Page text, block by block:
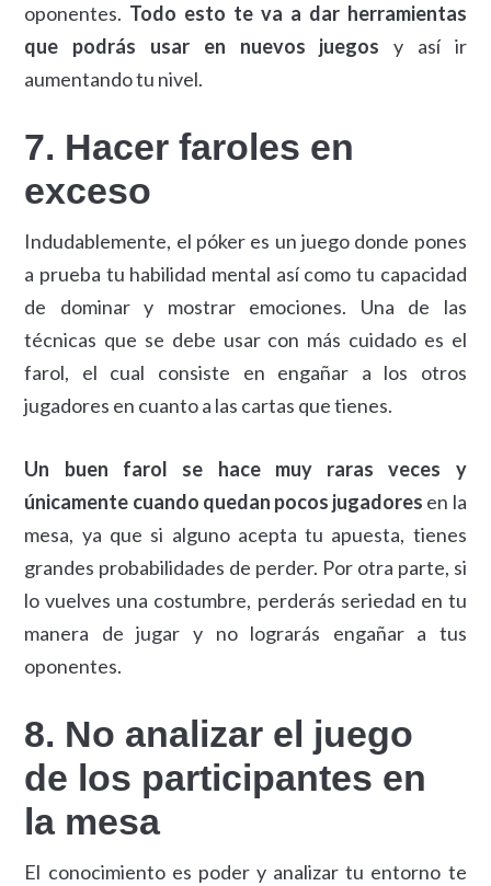
oponentes. Todo esto te va a dar herramientas
que podrás usar en nuevos juegos y así ir
aumentando tu nivel.
7. Hacer faroles en
exceso
Indudablemente, el póker es un juego donde pones
a prueba tu habilidad mental así como tu capacidad
de dominar y mostrar emociones. Una de las
técnicas que se debe usar con más cuidado es el
farol, el cual consiste en engañar a los otros
jugadores en cuanto a las cartas que tienes.
Un buen farol se hace muy raras veces y
únicamente cuando quedan pocos jugadores en la
mesa, ya que si alguno acepta tu apuesta, tienes
grandes probabilidades de perder. Por otra parte, si
lo vuelves una costumbre, perderás seriedad en tu
manera de jugar y no lograrás engañar a tus
oponentes.
8. No analizar el juego
de los participantes en
la mesa
El conocimiento es poder y analizar tu entorno te